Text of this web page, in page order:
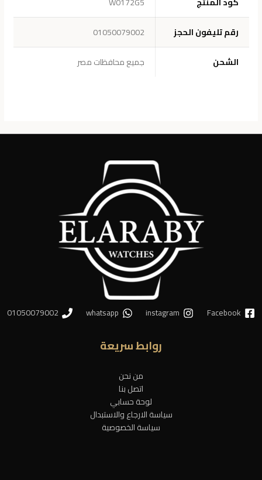
رقم تليفون الحجز
01050079002
الشحن
جميع محافظات مصر
Facebook
instagram
whatsapp
01050079002
روابط سريعة
من نحن
اتصل بنا
لوحة حسابي
سياسة الارجاع والاستبدال
سياسة الخصوصية